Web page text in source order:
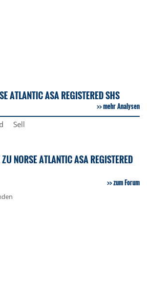
ATLANTIC ASA REGISTERED SHS
mehr Analysen
Sell
NORSE ATLANTIC ASA REGISTERED
zum Forum